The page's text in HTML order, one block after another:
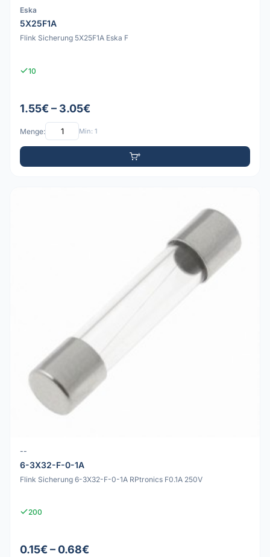
Eska
5X25F1A
Flink Sicherung 5X25F1A Eska F
10
1.55€ – 3.05€
Menge: Min: 1
--
6-3X32-F-0-1A
Flink Sicherung 6-3X32-F-0-1A RPtronics F0.1A 250V
200
0.15€ – 0.68€